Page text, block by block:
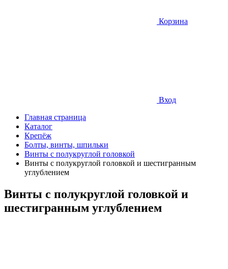
Корзина
Вход
Главная страница
Каталог
Крепёж
Болты, винты, шпильки
Винты с полукруглой головкой
Винты с полукруглой головкой и шестигранным
углублением
Винты с полукруглой головкой и
шестигранным углублением